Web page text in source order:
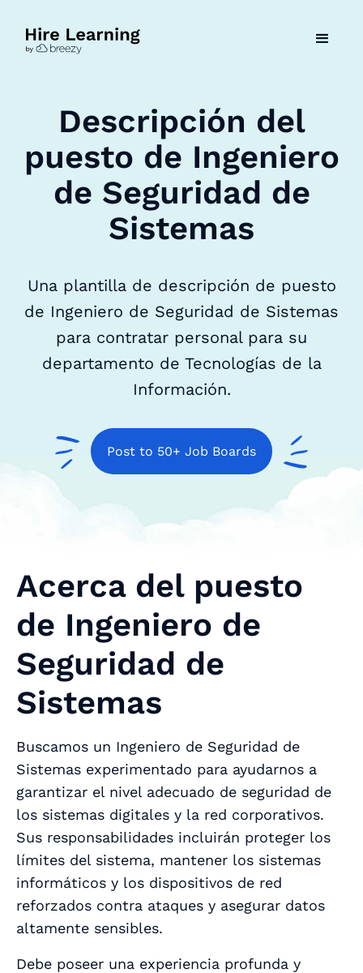
Descripción del
puesto de Ingeniero
de Seguridad de
Sistemas
Una plantilla de descripción de puesto
de Ingeniero de Seguridad de Sistemas
para contratar personal para su
departamento de Tecnologías de la
Información.
Post to 50+ Job Boards
Acerca del puesto
de Ingeniero de
Seguridad de
Sistemas
Buscamos un Ingeniero de Seguridad de
Sistemas experimentado para ayudarnos a
garantizar el nivel adecuado de seguridad de
los sistemas digitales y la red corporativos.
Sus responsabilidades incluirán proteger los
límites del sistema, mantener los sistemas
informáticos y los dispositivos de red
reforzados contra ataques y asegurar datos
altamente sensibles.
Debe poseer una experiencia profunda y